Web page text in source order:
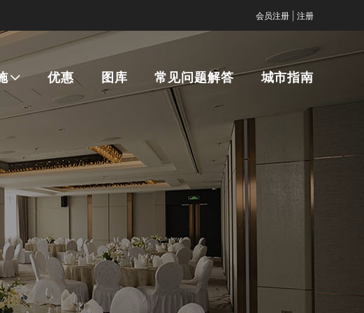
会员注册 注册
优惠 图库 常见问题解答 城市指南